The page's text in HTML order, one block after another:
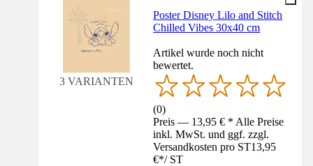
3 VARIANTEN
Poster Disney Lilo and Stitch
Chilled Vibes 30x40 cm
Artikel wurde noch nicht
bewertet.
(0)
Preis — 13,95 € * Alle Preise
inkl. MwSt. und ggf. zzgl.
Versandkosten pro ST13,95
€*/ ST